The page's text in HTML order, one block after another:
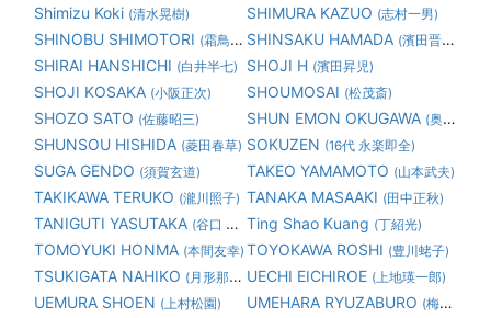
Shimizu Koki (清水晃樹) SHIMURA KAZUO (志村一男)
SHINOBU SHIMOTORI (霜鳥 忍) SHINSAKU HAMADA (濱田晋作)
SHIRAI HANSHICHI (白井半七) SHOJI H (濱田昇児)
SHOJI KOSAKA (小阪正次) SHOUMOSAI (松茂斎)
SHOZO SATO (佐藤昭三) SHUN EMON OKUGAWA (奥川俊右衛門)
SHUNSOU HISHIDA (菱田春草) SOKUZEN (16代 永楽即全)
SUGA GENDO (須賀玄道) TAKEO YAMAMOTO (山本武夫)
TAKIKAWA TERUKO (瀧川照子) TANAKA MASAAKI (田中正秋)
TANIGUTI YASUTAKA (谷口 康隆) Ting Shao Kuang (丁紹光)
TOMOYUKI HONMA (本間友幸) TOYOKAWA ROSHI (豊川蛯子)
TSUKIGATA NAHIKO (月形那比古) UECHI EICHIROE (上地瑛一郎)
UEMURA SHOEN (上村松園) UMEHARA RYUZABURO (梅原龍三郎)